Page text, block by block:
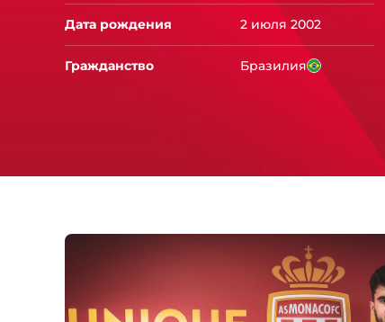
Дата рождения 2 июля 2002
Гражданство Бразилия